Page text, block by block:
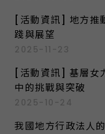
[活動資訊] 地方推
踐與展望
2025-11-23
[活動資訊] 基層女
中的挑戰與突破
2025-10-24
我國地方行政法人